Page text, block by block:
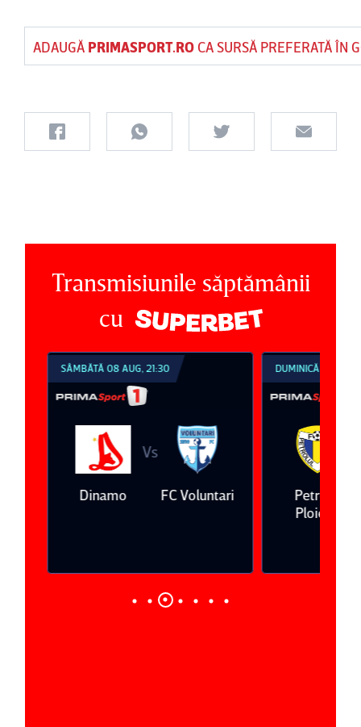
ADAUGĂ PRIMASPORT.ROCA SURSĂ PREFERATĂ ÎN
Transmisiunile săptămânii
cu
SÂMBĂTĂ 08 AUG, 21:30
Dinamo
Vs
FC Voluntari
DUMINICĂ 09 AUG,
Petrolul
Ploieşti